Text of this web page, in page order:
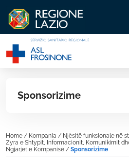
Sponsorizime
Home / Kompania / Njësitë funksionale në
Zyra e Shtypit, Informacionit, Komunikimit
Ngjarjet e Kompanisë / Sponsorizime